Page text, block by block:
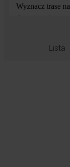
Wyznacz trase